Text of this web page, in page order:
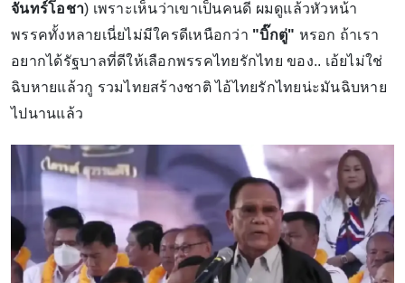
จันทร์โอชา) เพราะเห็นว่าเขาเป็นคนดี ผมดูแล้วหัวหน้า
พรรคทั้งหลายเนี่ยไม่มีใครดีเหนือกว่า "บิ๊กตู่" หรอก ถ้าเรา
อยากได้รัฐบาลที่ดีให้เลือกพรรคไทยรักไทย ของ.. เอ้ยไม่ใช่
ฉิบหายแล้วกู รวมไทยสร้างชาติ ไอ้ไทยรักไทยน่ะมันฉิบหาย
ไปนานแล้ว